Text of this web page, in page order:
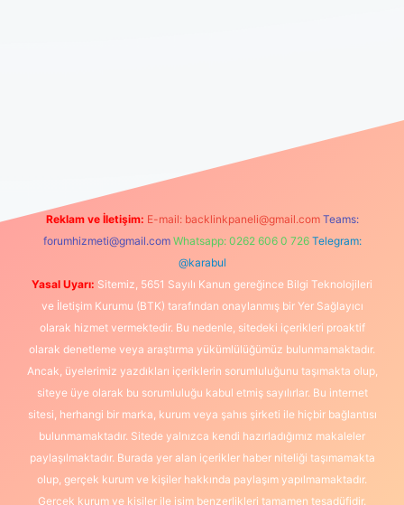
elexbetgiris.org
Reklam ve İletişim: E-mail: backlinkpaneli@gmail.com Teams:
forumhizmeti@gmail.com Whatsapp: 0262 606 0 726 Telegram:
@karabul
Yasal Uyarı: Sitemiz, 5651 Sayılı Kanun gereğince Bilgi Teknolojileri
ve İletişim Kurumu (BTK) tarafından onaylanmış bir Yer Sağlayıcı
olarak hizmet vermektedir. Bu nedenle, sitedeki içerikleri proaktif
olarak denetleme veya araştırma yükümlülüğümüz bulunmamaktadır.
Ancak, üyelerimiz yazdıkları içeriklerin sorumluluğunu taşımakta olup,
siteye üye olarak bu sorumluluğu kabul etmiş sayılırlar. Bu internet
sitesi, herhangi bir marka, kurum veya şahıs şirketi ile hiçbir bağlantısı
bulunmamaktadır. Sitede yalnızca kendi hazırladığımız makaleler
paylaşılmaktadır. Burada yer alan içerikler haber niteliği taşımamakta
olup, gerçek kurum ve kişiler hakkında paylaşım yapılmamaktadır.
Gerçek kurum ve kişiler ile isim benzerlikleri tamamen tesadüfidir.